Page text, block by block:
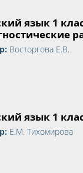
язык 1
Восторгова Е.В.
язык 1
Е.М. Тихомирова